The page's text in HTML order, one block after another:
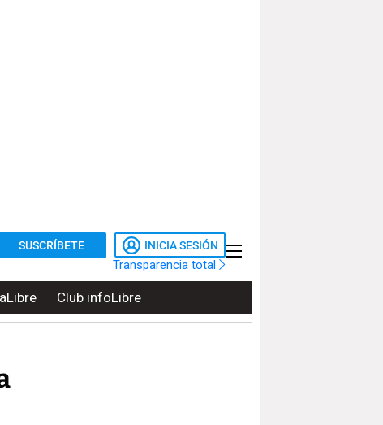
SUSCRÍBETE INICIA SESIÓN
Transparencia total
Club infoLibre